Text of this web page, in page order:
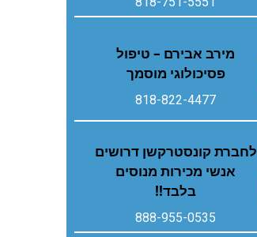
מירב אבירם – טיפול
פסיכולוגי מוסמך
818-822-4477
לחברת קונסטרקשן דרושים
אנשי מכירות מנוסים
בלבד!!
888-955-0535